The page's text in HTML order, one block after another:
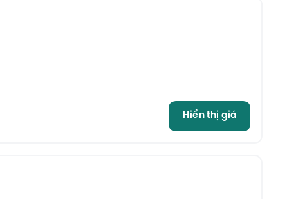
Hiển thị giá